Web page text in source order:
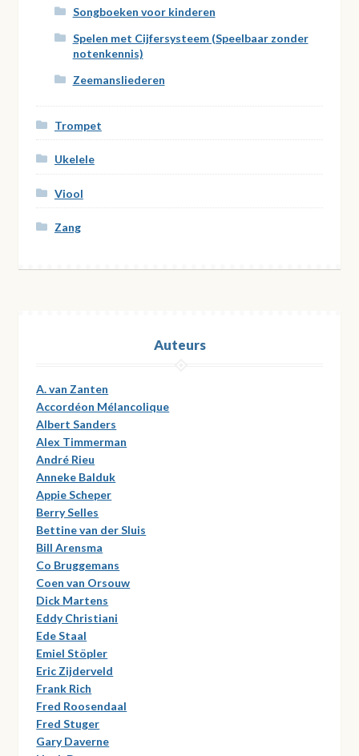
Songboeken voor kinderen
Spelen met Cijfersysteem (Speelbaar zonder
notenkennis)
Zeemansliederen
Trompet
Ukelele
Viool
Zang
Auteurs
A. van Zanten
Accordéon Mélancolique
Albert Sanders
Alex Timmerman
André Rieu
Anneke Balduk
Appie Scheper
Berry Selles
Bettine van der Sluis
Bill Arensma
Co Bruggemans
Coen van Orsouw
Dick Martens
Eddy Christiani
Ede Staal
Emiel Stöpler
Eric Zijderveld
Frank Rich
Fred Roosendaal
Fred Stuger
Gary Daverne